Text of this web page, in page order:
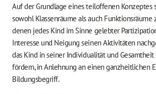
Auf der Grundlage eines teiloffenen Konzeptes
sowohl Klassenräume als auch Funktionsräume
denen jedes Kind im Sinne gelebter
Interesse und Neigung seinen Aktivitäten
das Kind in seiner Individualität und Gesamtheit
fördern, in Anlehnung an einen ganzheitlichen
Bildungsbegriff.